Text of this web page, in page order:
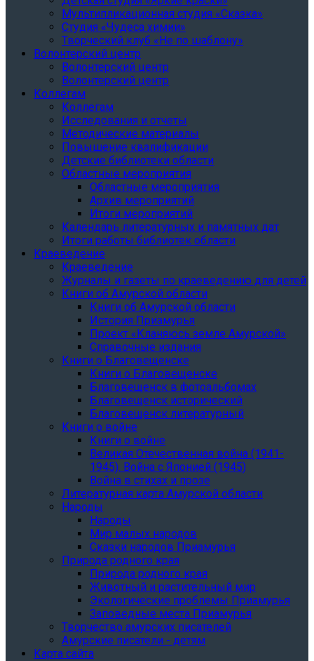
Мультипликационная студия «Сказка»
Студия «Чудеса химии»
Творческий клуб «Не по шаблону»
Волонтерский центр
Волонтерский центр
Волонтерский центр
Коллегам
Коллегам
Исследования и отчеты
Методические материалы
Повышение квалификации
Детские библиотеки области
Областные мероприятия
Областные мероприятия
Архив мероприятий
Итоги мероприятий
Календарь литературных и памятных дат
Итоги работы библиотек области
Краеведение
Краеведение
Журналы и газеты по краеведению для детей
Книги об Амурской области
Книги об Амурской области
История Приамурья
Проект «Кланяюсь земле Амурской»
Справочные издания
Книги о Благовещенске
Книги о Благовещенске
Благовещенск в фотоальбомах
Благовещенск исторический
Благовещенск литературный
Книги о войне
Книги о войне
Великая Отечественная война (1941-
1945). Война с Японией (1945)
Война в стихах и прозе
Литературная карта Амурской области
Народы
Народы
Мир малых народов
Сказки народов Приамурья
Природа родного края
Природа родного края
Животный и растительный мир
Экологические проблемы Приамурья
Заповедные места Приамурья
Творчество амурских писателей
Амурские писатели - детям
Карта сайта